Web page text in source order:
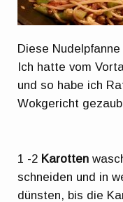
Diese
Ich hatte vom
und so habe ich
Wokgericht
1 -2 Karotten
schneiden und in
dünsten, bis die